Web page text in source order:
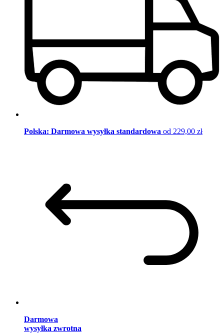
Polska: Darmowa wysyłka standardowa od 229,00 zł
Darmowa
wysyłka zwrotna